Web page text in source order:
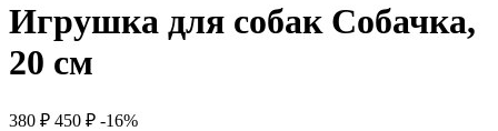
Игрушка для собак Собачка,
20 см
380 ₽ 450 ₽ -16%